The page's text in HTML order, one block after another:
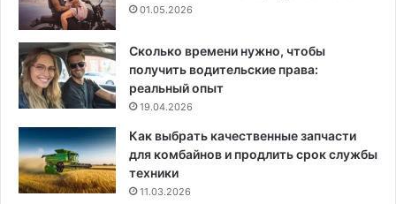
01.05.2026
Сколько времени нужно, чтобы
получить водительские права:
реальный опыт
19.04.2026
Как выбрать качественные запчасти
для комбайнов и продлить срок службы
техники
11.03.2026